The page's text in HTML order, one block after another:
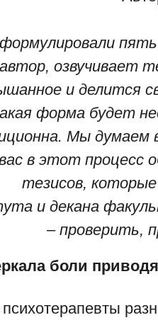
пять
автор, озвучивает
и делится
форма будет
Мы думаем
вас в этот
тезисов,
и декана
– проверить,
боли